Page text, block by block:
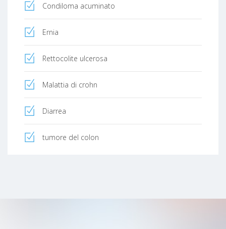
Condiloma acuminato
Ernia
Rettocolite ulcerosa
Malattia di crohn
Diarrea
tumore del colon